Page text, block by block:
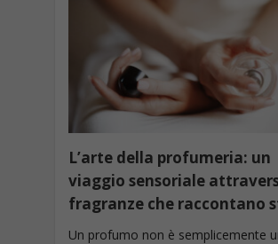
L’arte della profumeria: un
viaggio sensoriale
fragranze che raccontano
Un profumo non è semplicemente